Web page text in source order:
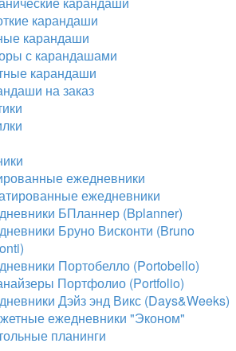
карандаши
карандаши
с карандашами
карандаши
на заказ
ежедневники
ежедневники
БПланнер (Bplanner)
Бруно Висконти (Bruno
Портобелло (Portobello)
Портфолио (Portfolio)
Дэйз энд Викс (Days&Weeks)
ежедневники "Эконом"
планинги